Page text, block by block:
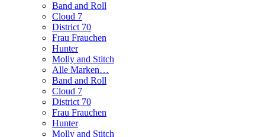
Band and Roll
Cloud 7
District 70
Frau Frauchen
Hunter
Molly and Stitch
Alle Marken…
Band and Roll
Cloud 7
District 70
Frau Frauchen
Hunter
Molly and Stitch